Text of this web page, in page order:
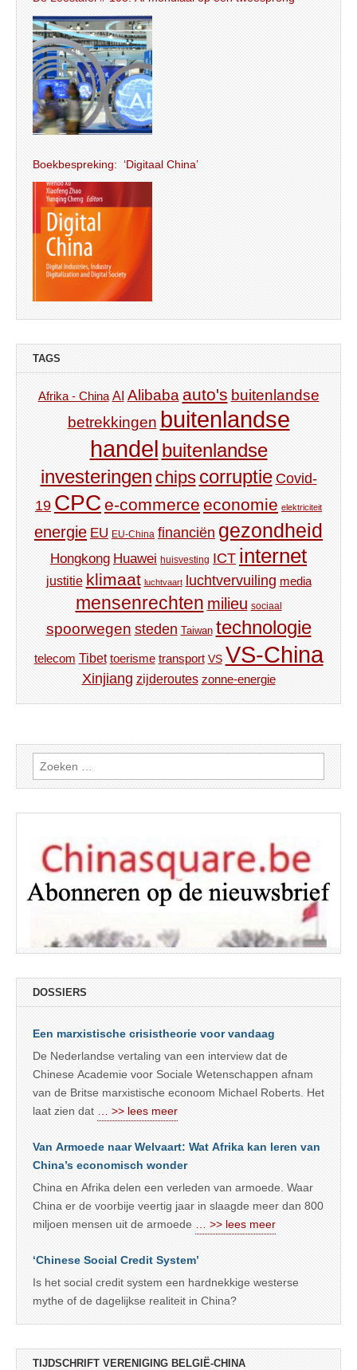
Boekbespreking: ‘Digitaal China’
TAGS
Afrika - China AI Alibaba auto's buitenlandse
betrekkingen buitenlandse
handel buitenlandse
investeringen chips corruptie Covid-
19 CPC e-commerce economie elektriciteit
energie EU EU-China financiën gezondheid
Hongkong Huawei huisvesting ICT internet
justitie klimaat luchtvaart luchtvervuiling media
mensenrechten milieu sociaal
spoorwegen steden Taiwan technologie
telecom Tibet toerisme transport VS VS-China
Xinjiang zijderoutes zonne-energie
Zoeken
naar:
DOSSIERS
Een marxistische crisistheorie voor vandaag
De Nederlandse vertaling van een interview dat de
Chinese Academie voor Sociale Wetenschappen afnam
van de Britse marxistische econoom Michael Roberts. Het
laat zien dat
… >> lees meer
Van Armoede naar Welvaart: Wat Afrika kan leren van
China’s economisch wonder
China en Afrika delen een verleden van armoede. Waar
China er de voorbije veertig jaar in slaagde meer dan 800
miljoen mensen uit de armoede
… >> lees meer
‘Chinese Social Credit System’
Is het social credit system een hardnekkige westerse
mythe of de dagelijkse realiteit in China?
TIJDSCHRIFT VERENIGING BELGIË-CHINA